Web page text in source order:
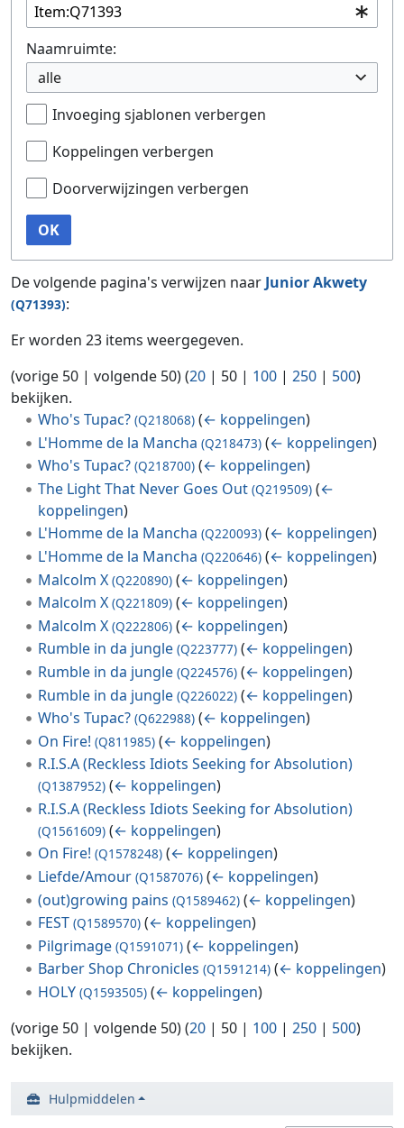
Naamruimte:
alle
Invoeging sjablonen verbergen
Koppelingen verbergen
Doorverwijzingen verbergen
OK
De volgende pagina's verwijzen naar Junior Akwety
(Q71393):
Er worden 23 items weergegeven.
(vorige 50 | volgende 50) (20 | 50 | 100 | 250 | 500)
bekijken.
Who's Tupac? (Q218068) (← koppelingen)
L'Homme de la Mancha (Q218473) (← koppelingen)
Who's Tupac? (Q218700) (← koppelingen)
The Light That Never Goes Out (Q219509) (←
koppelingen)
L'Homme de la Mancha (Q220093) (← koppelingen)
L'Homme de la Mancha (Q220646) (← koppelingen)
Malcolm X (Q220890) (← koppelingen)
Malcolm X (Q221809) (← koppelingen)
Malcolm X (Q222806) (← koppelingen)
Rumble in da jungle (Q223777) (← koppelingen)
Rumble in da jungle (Q224576) (← koppelingen)
Rumble in da jungle (Q226022) (← koppelingen)
Who's Tupac? (Q622988) (← koppelingen)
On Fire! (Q811985) (← koppelingen)
R.I.S.A (Reckless Idiots Seeking for Absolution)
(Q1387952) (← koppelingen)
R.I.S.A (Reckless Idiots Seeking for Absolution)
(Q1561609) (← koppelingen)
On Fire! (Q1578248) (← koppelingen)
Liefde/Amour (Q1587076) (← koppelingen)
(out)growing pains (Q1589462) (← koppelingen)
FEST (Q1589570) (← koppelingen)
Pilgrimage (Q1591071) (← koppelingen)
Barber Shop Chronicles (Q1591214) (← koppelingen)
HOLY (Q1593505) (← koppelingen)
(vorige 50 | volgende 50) (20 | 50 | 100 | 250 | 500)
bekijken.
Hulpmiddelen